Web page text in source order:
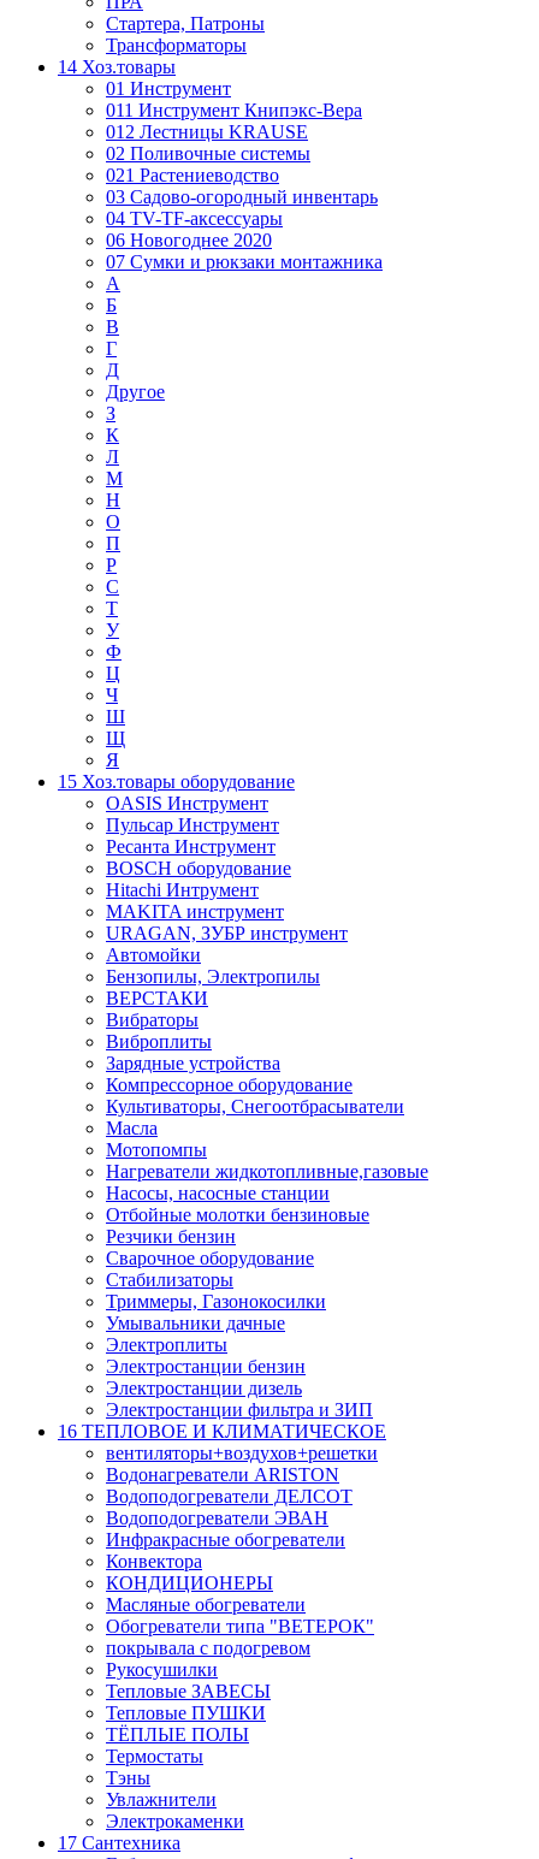
Стартера, Патроны
Трансформаторы
14 Хоз.товары
01 Инструмент
011 Инструмент Книпэкс-Вера
012 Лестницы KRAUSE
02 Поливочные системы
021 Растениеводство
03 Садово-огородный инвентарь
04 TV-TF-аксессуары
06 Новогоднее 2020
07 Сумки и рюкзаки монтажника
А
Б
В
Г
Д
Другое
З
К
Л
М
Н
О
П
Р
С
Т
У
Ф
Ц
Ч
Ш
Щ
Я
15 Хоз.товары оборудование
OASIS Инструмент
Пульсар Инструмент
Ресанта Инструмент
BOSCH оборудование
Hitachi Интрумент
MAKITA инструмент
URAGAN, ЗУБР инструмент
Автомойки
Бензопилы, Электропилы
ВЕРСТАКИ
Вибраторы
Виброплиты
Зарядные устройства
Компрессорное оборудование
Культиваторы, Снегоотбрасыватели
Масла
Мотопомпы
Нагреватели жидкотопливные,газовые
Насосы, насосные станции
Отбойные молотки бензиновые
Резчики бензин
Сварочное оборудование
Стабилизаторы
Триммеры, Газонокосилки
Умывальники дачные
Электроплиты
Электростанции бензин
Электростанции дизель
Электростанции фильтра и ЗИП
16 ТЕПЛОВОЕ И КЛИМАТИЧЕСКОЕ
вентиляторы+воздухов+решетки
Водонагреватели ARISTON
Водоподогреватели ДЕЛСОТ
Водоподогреватели ЭВАН
Инфракрасные обогреватели
Конвектора
КОНДИЦИОНЕРЫ
Масляные обогреватели
Обогреватели типа "ВЕТЕРОК"
покрывала с подогревом
Рукосушилки
Тепловые ЗАВЕСЫ
Тепловые ПУШКИ
ТЁПЛЫЕ ПОЛЫ
Термостаты
Тэны
Увлажнители
Электрокаменки
17 Сантехника